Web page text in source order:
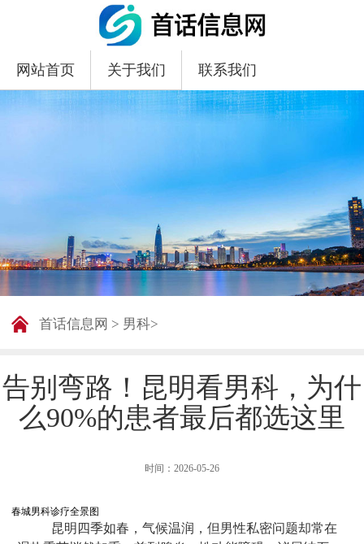
网站首页 关于我们 联系我们
首话信息网 > 男科>
告别弯路！昆明看男科，为什
么90%的患者最后都选这里
时间：2026-05-26
春城男科诊疗全景图
昆明四季如春，气候温润，但男性私密问题却常在